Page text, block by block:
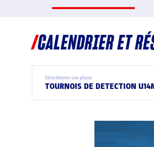
CALENDRIER ET
Sélectionner une phase
TOURNOIS DE DETECTION